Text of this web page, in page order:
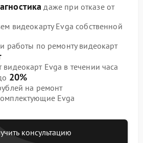
даже при отказе от
видеокарту Evga собственной
работы по ремонту видеокарт
Evga в течении часа
20%
на ремонт
Evga
консультацию